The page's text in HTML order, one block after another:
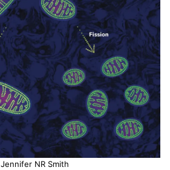
Jennifer NR Smith